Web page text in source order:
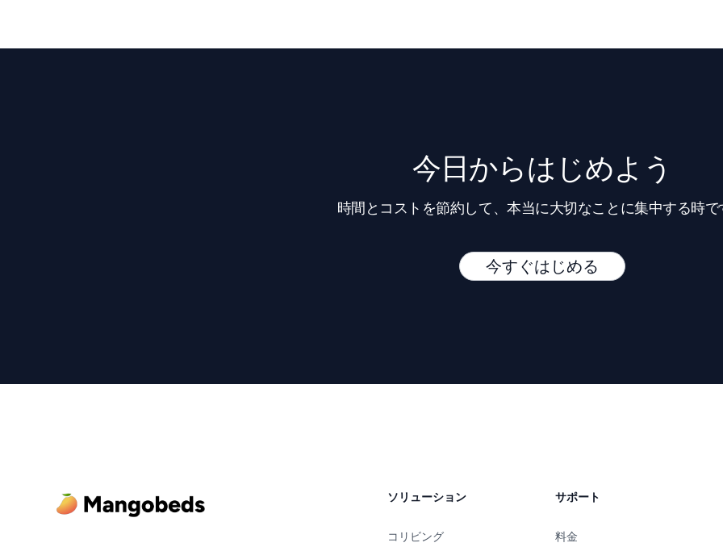
今日からはじめよう
時間とコストを節約して、本当に大切なことに集中する時で
今すぐはじめる
ソリューション
コリビング
サポート
料金